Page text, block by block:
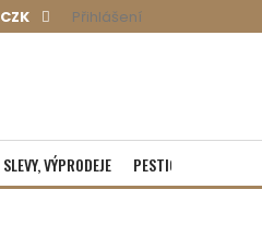
CZK Přihlášení
SLEVY, VÝPRODEJE PESTICIDY